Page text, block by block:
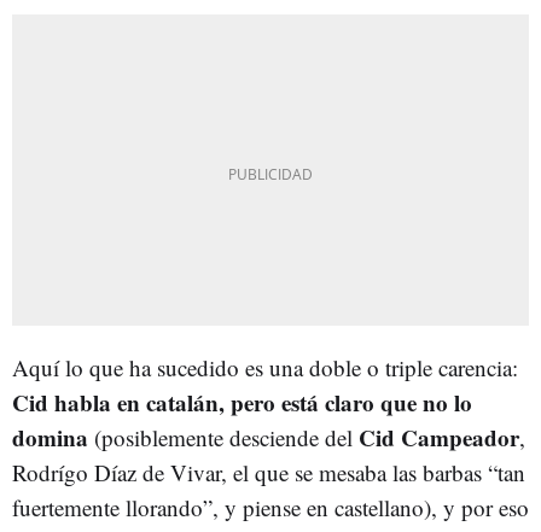
Aquí lo que ha sucedido es una doble o triple carencia:
Cid habla en catalán, pero está claro que no lo
domina (posiblemente desciende del Cid Campeador,
Rodrígo Díaz de Vivar, el que se mesaba las barbas “tan
fuertemente llorando”, y piense en castellano), y por eso